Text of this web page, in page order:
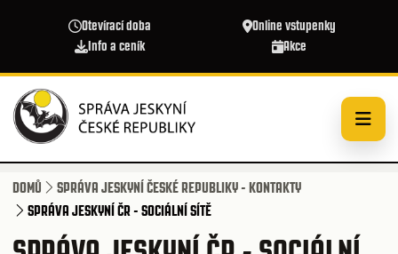
Otevírací doba
Online vstupenky
Info a ceník
Akce
DOMŮ
SPRÁVA JESKYNÍ ČESKÉ REPUBLIKY - KONTAKTY
SPRÁVA JESKYNÍ ČR - SOCIÁLNÍ SÍTĚ